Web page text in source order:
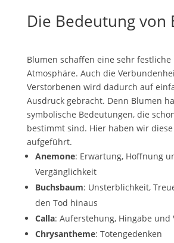
Die Bedeutung von
Blumen schaffen eine sehr
Atmosphäre. Auch die
Verstorbenen wird dadurch auf
Ausdruck gebracht. Denn Blumen
symbolische Bedeutungen, die
bestimmt sind. Hier haben wir
aufgeführt.
Anemone: Erwartung, Hoffnung
Vergänglichkeit
Buchsbaum: Unsterblichkeit,
den Tod hinaus
Calla: Auferstehung, Hingabe und
Chrysantheme: Totengedenken